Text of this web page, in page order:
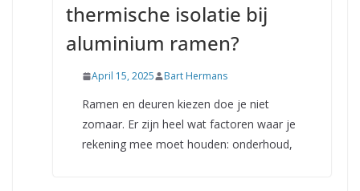
thermische isolatie bij
aluminium ramen?
April 15, 2025 Bart Hermans
Ramen en deuren kiezen doe je niet
zomaar. Er zijn heel wat factoren waar je
rekening mee moet houden: onderhoud,